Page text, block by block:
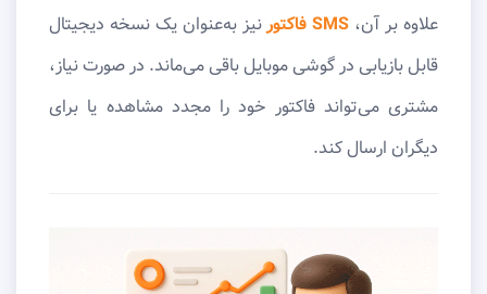
علاوه بر آن، SMS فاکتور
نیز به‌عنوان یک نسخه دیجیتال
قابل بازیابی در گوشی موبایل باقی می‌ماند. در صورت نیاز،
مشتری می‌تواند فاکتور خود را مجدد مشاهده یا برای
دیگران ارسال کند.